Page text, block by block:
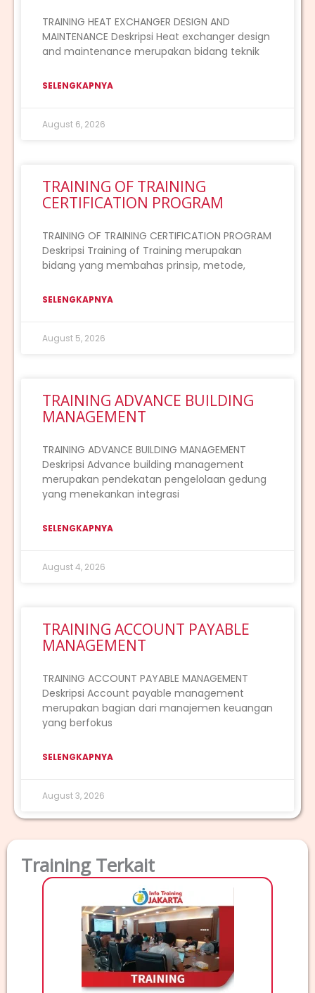
TRAINING HEAT EXCHANGER DESIGN AND
MAINTENANCE Deskripsi Heat exchanger design
and maintenance merupakan bidang teknik
SELENGKAPNYA
August 6, 2026
TRAINING OF TRAINING
CERTIFICATION PROGRAM
TRAINING OF TRAINING CERTIFICATION PROGRAM
Deskripsi Training of Training merupakan
bidang yang membahas prinsip, metode,
SELENGKAPNYA
August 5, 2026
TRAINING ADVANCE BUILDING
MANAGEMENT
TRAINING ADVANCE BUILDING MANAGEMENT
Deskripsi Advance building management
merupakan pendekatan pengelolaan gedung
yang menekankan integrasi
SELENGKAPNYA
August 4, 2026
TRAINING ACCOUNT PAYABLE
MANAGEMENT
TRAINING ACCOUNT PAYABLE MANAGEMENT
Deskripsi Account payable management
merupakan bagian dari manajemen keuangan
yang berfokus
SELENGKAPNYA
August 3, 2026
Training Terkait